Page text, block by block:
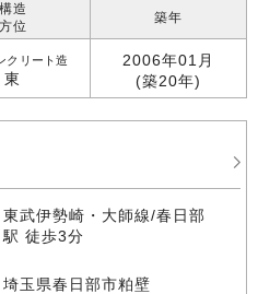
構造
方位
クリート造
東
築年
2006年01月
(築20年)
東武伊勢崎・大師線/春日部
駅 徒歩3分
埼玉県春日部市粕壁